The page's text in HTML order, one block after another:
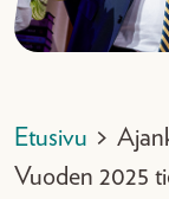
Etusivu >
Vuoden 2025